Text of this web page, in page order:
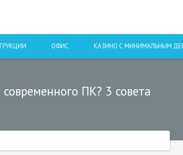
ОФИС КАЗИНО С МИНИМАЛЬНЫМ
ПК? 3 совета